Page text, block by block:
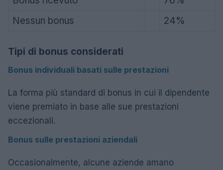
Nessun bonus
24%
Tipi di bonus considerati
Bonus individuali basati sulle prestazioni
La forma più standard di bonus in cui il dipendente
viene premiato in base alle sue prestazioni
eccezionali.
Bonus sulle prestazioni aziendali
Occasionalmente, alcune aziende amano